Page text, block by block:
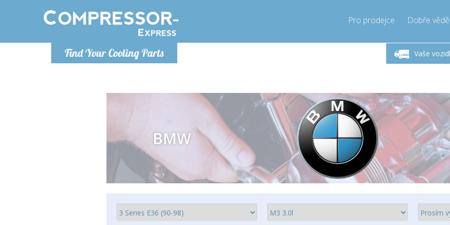
Find Your Cooling Parts
Pro prodejce Dobře
Vaše
Pondělí-Pátek 9-17h
Zavolejte teď!
+421905357897
BMW